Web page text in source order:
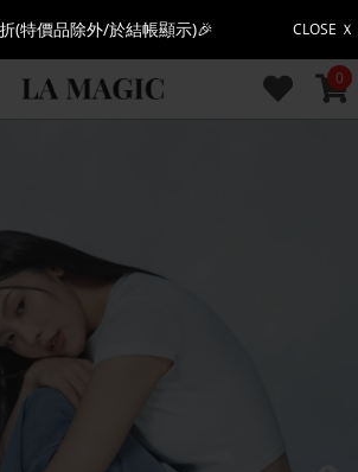
CLOSE Ｘ
🎁零修圖系列$399起>
贈「夏日條紋草編包」👜
| 4件$2000 | 6件$2700
➕官方LINE領取$100🔥
(特價品除外/於結帳顯示)🎉
0